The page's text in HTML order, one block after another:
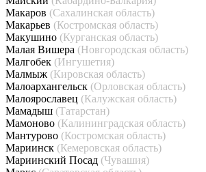
Макаров (Сахалинская область)
Макарьев (Костромская область)
Макушино (Курганская область)
Малая Вишера (Новгородская область)
Малгобек (Ингушетия)
Малмыж (Кировская область)
Малоархангельск (Орловская область)
Малоярославец (Калужская область)
Мамадыш (Татарстан)
Мамоново (Калининградская область)
Мантурово (Костромская область)
Мариинск (Кемеровская область)
Мариинский Посад (Чувашия)